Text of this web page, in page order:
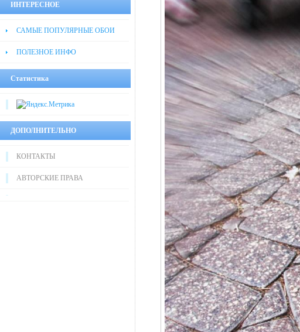
ИНТЕРЕСНОЕ
САМЫЕ ПОПУЛЯРНЫЕ ОБОИ
ПОЛЕЗНОЕ ИНФО
Статистика
ДОПОЛНИТЕЛЬНО
КОНТАКТЫ
АВТОРСКИЕ ПРАВА